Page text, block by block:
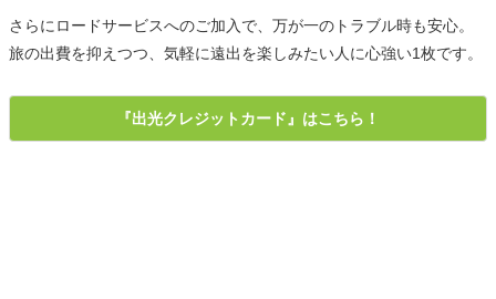
さらにロードサービスへのご加入で、万が一のトラブル時も安心。
旅の出費を抑えつつ、気軽に遠出を楽しみたい人に心強い1枚です。
『出光クレジットカード』はこちら！